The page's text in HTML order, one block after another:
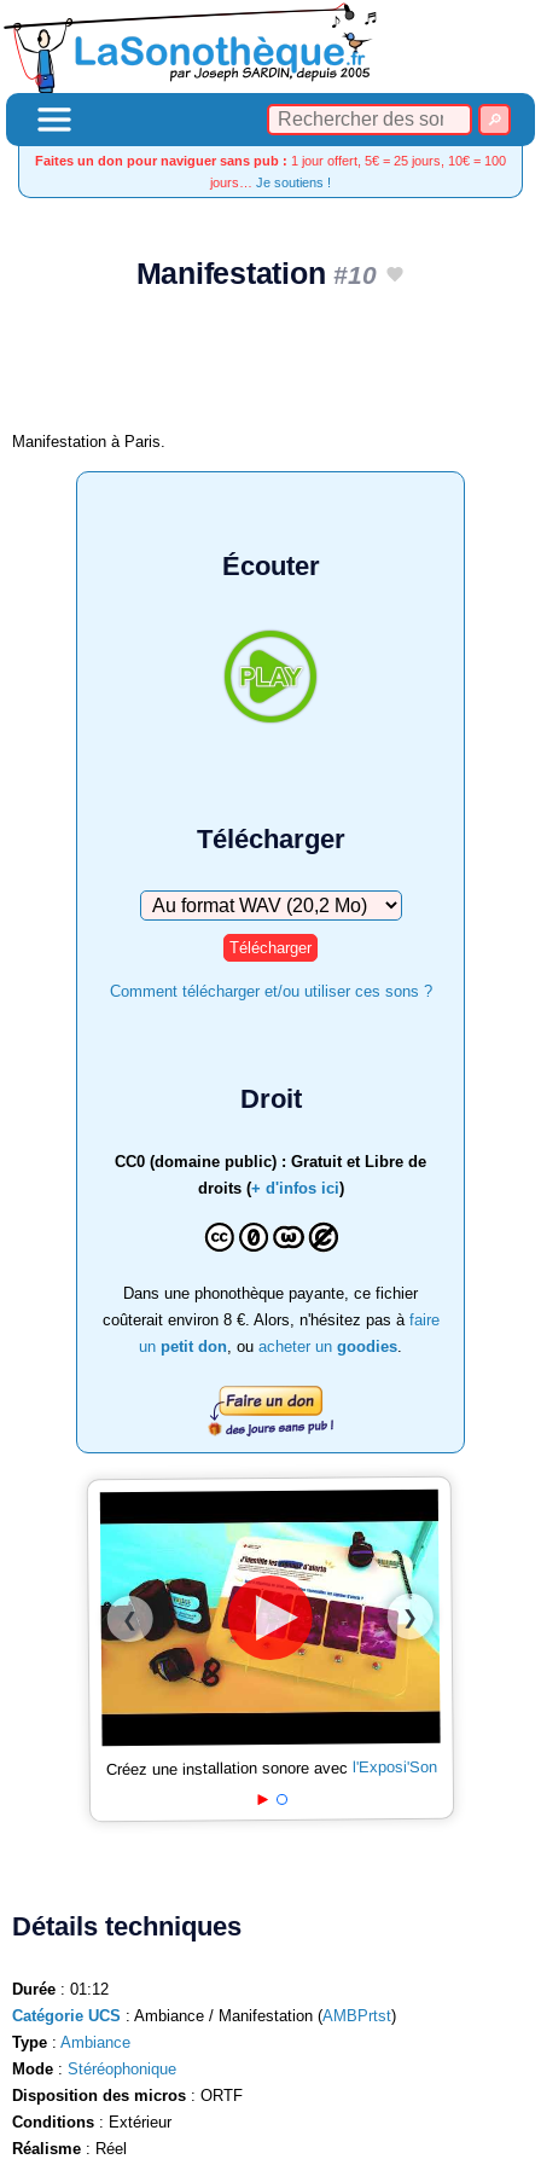
Faites un don pour naviguer sans pub : 1 jour offert, 5€ = 25 jours, 10€ = 100
jours… Je soutiens !
Manifestation#10
Manifestation à Paris.
Écouter
Télécharger
Télécharger
Comment télécharger et/ou utiliser ces sons ?
Droit
CC0 (domaine public) : Gratuit et Libre de
droits (+ d'infos ici)
Dans une phonothèque payante, ce fichier
coûterait environ 8 €. Alors, n'hésitez pas à faire
un petit don , ou acheter un goodies
❮ ❯
Créez une installation sonore avec l'Exposi'Son
Détails techniques
Durée : 01:12
Catégorie UCS : Ambiance / Manifestation (AMBPrtst)
Type : Ambiance
Mode : Stéréophonique
Disposition des micros : ORTF
Conditions : Extérieur
Réalisme : Réel